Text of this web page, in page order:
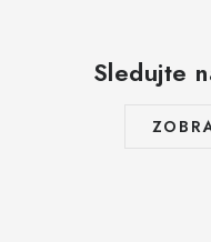
Sledujte